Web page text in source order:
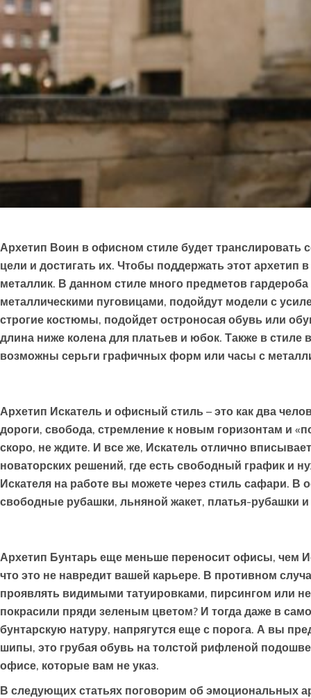
Архетип Воин в офисном стиле будет транслировать
цели и достигать их. Чтобы поддержать этот архетип
металлик. В данном стиле много предметов
металлическими пуговицами, подойдут модели с
строгие костюмы, подойдет остроносая обувь или
длина ниже колена для платьев и юбок. Также в
возможны серьги графичных форм или часы с
Архетип Искатель и офисный стиль – это как два
дороги, свобода, стремление к новым горизонтам и
скоро, не ждите. И все же, Искатель отлично
новаторских решений, где есть свободный график и
Искателя на работе вы можете через стиль сафари.
свободные рубашки, льняной жакет, платья-рубашки
Архетип Бунтарь еще меньше переносит офисы, чем
что это не навредит вашей карьере. В противном
проявлять видимыми татуировками, пирсингом или
покрасили пряди зеленым цветом? И тогда даже в
бунтарскую натуру, напрягутся еще с порога. А вы
шипы, это грубая обувь на толстой рифленой
офисе, которые вам не указ.
В следующих статьях поговорим об эмоциональных